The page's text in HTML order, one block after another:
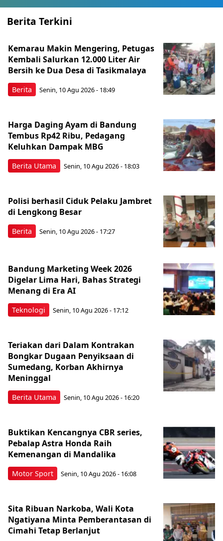
Berita Terkini
Berita
Kemarau Makin Mengering, Petugas
Kembali Salurkan 12.000 Liter Air
Bersih ke Dua Desa di Tasikmalaya
Senin, 10 Agu 2026 - 18:49
Berita Utama
Harga Daging Ayam di Bandung
Tembus Rp42 Ribu, Pedagang
Keluhkan Dampak MBG
Senin, 10 Agu 2026 - 18:03
Berita
Polisi berhasil Ciduk Pelaku Jambret
di Lengkong Besar
Senin, 10 Agu 2026 - 17:27
Teknologi
Bandung Marketing Week 2026
Digelar Lima Hari, Bahas Strategi
Menang di Era AI
Senin, 10 Agu 2026 - 17:12
Berita Utama
Teriakan dari Dalam Kontrakan
Bongkar Dugaan Penyiksaan di
Sumedang, Korban Akhirnya
Meninggal
Senin, 10 Agu 2026 - 16:20
Motor Sport
Buktikan Kencangnya CBR series,
Pebalap Astra Honda Raih
Kemenangan di Mandalika
Senin, 10 Agu 2026 - 16:08
Sita Ribuan Narkoba, Wali Kota
Ngatiyana Minta Pemberantasan di
Cimahi Tetap Berlanjut